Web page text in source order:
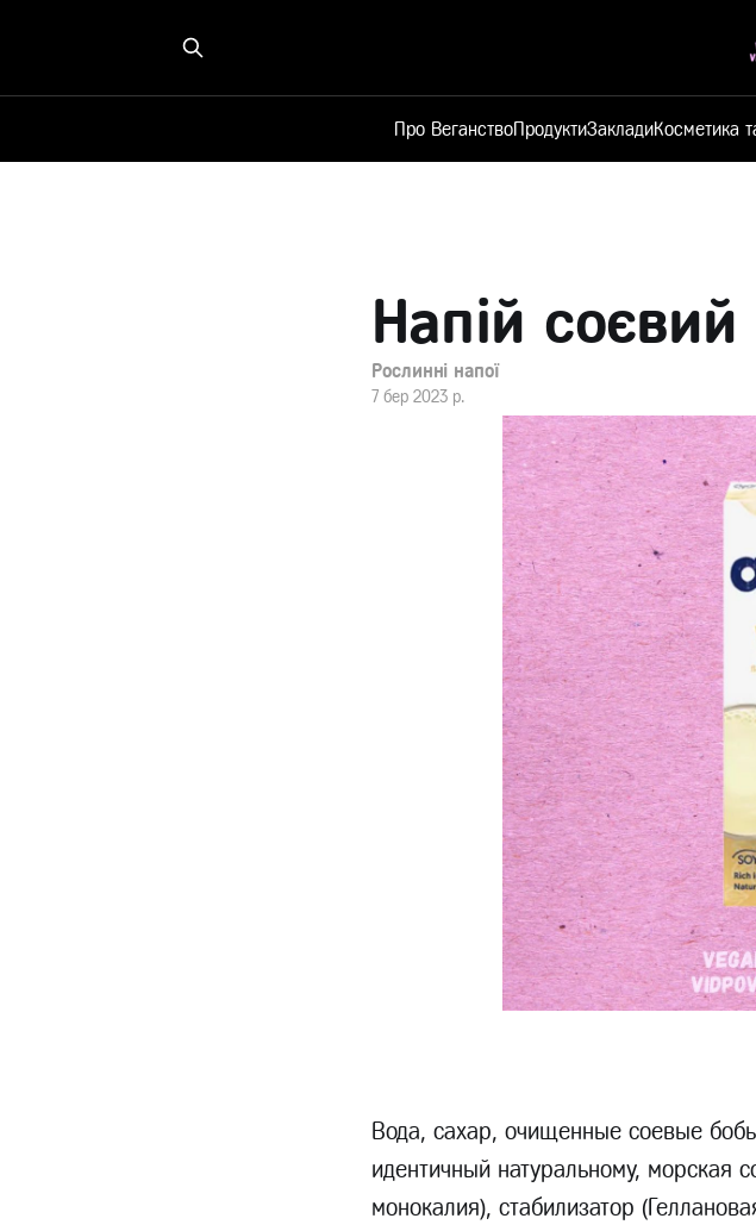
Про ВеганствоПродуктиЗакладиКосметика
Напій
Рослинні напої
7 бер 2023 р.
Вода, сахар, очищенные соевые
идентичный натуральному, морская
монокалия), стабилизатор